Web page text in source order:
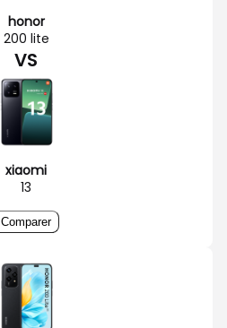
honor
200 lite
VS
xiaomi
13
Comparer